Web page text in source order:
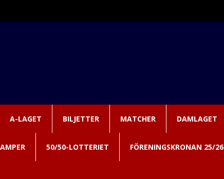
A-LAGET BILJETTER MATCHER DAMLAGET
50/50-LOTTERIET FÖRENINGSKRONAN 25/26